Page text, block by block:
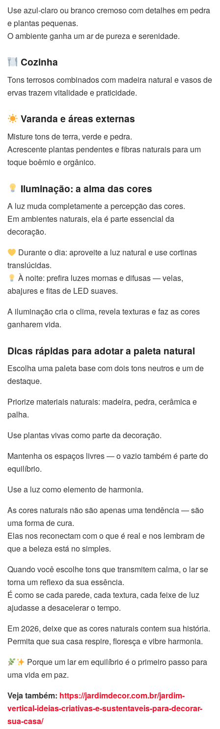
Use azul-claro ou branco cremoso com detalhes em pedra
e plantas pequenas.
O ambiente ganha um ar de pureza e serenidade.
Cozinha
Tons terrosos combinados com madeira natural e vasos de
ervas trazem vitalidade e praticidade.
Varanda e áreas externas
Misture tons de terra, verde e pedra.
Acrescente plantas pendentes e fibras naturais para um
toque boêmio e orgânico.
Iluminação: a alma das cores
A luz muda completamente a percepção das cores.
Em ambientes naturais, ela é parte essencial da
decoração.
Durante o dia: aproveite a luz natural e use cortinas
translúcidas.
À noite: prefira luzes mornas e difusas — velas,
abajures e fitas de LED suaves.
A iluminação cria o clima, revela texturas e faz as cores
ganharem vida.
Dicas rápidas para adotar a paleta natural
Escolha uma paleta base com dois tons neutros e um de
destaque.
Priorize materiais naturais: madeira, pedra, cerâmica e
palha.
Use plantas vivas como parte da decoração.
Mantenha os espaços livres — o vazio também é parte do
equilíbrio.
Use a luz como elemento de harmonia.
As cores naturais não são apenas uma tendência — são
uma forma de cura.
Elas nos reconectam com o que é real e nos lembram de
que a beleza está no simples.
Quando você escolhe tons que transmitem calma, o lar se
torna um reflexo da sua essência.
É como se cada parede, cada textura, cada feixe de luz
ajudasse a desacelerar o tempo.
Em 2026, deixe que as cores naturais contem sua história.
Permita que sua casa respire, floresça e vibre harmonia.
Porque um lar em equilíbrio é o primeiro passo para
uma vida em paz.
Veja também: https://jardimdecor.com.br/jardim-
vertical-ideias-criativas-e-sustentaveis-para-decorar-
sua-casa/